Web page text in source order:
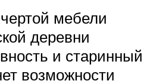
мебели
деревни
и старинный
возможности